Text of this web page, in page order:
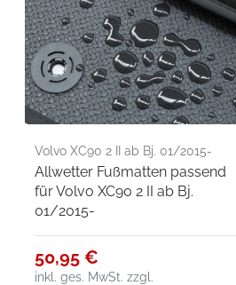
Volvo XC90 2 II ab Bj. 01/2015-
Allwetter Fußmatten passend
für Volvo XC90 2 II ab Bj.
01/2015-
50,95 €
inkl. ges. MwSt. zzgl.